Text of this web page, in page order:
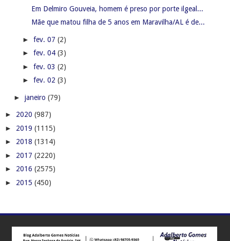
Em Delmiro Gouveia, homem é preso por porte ilgeal...
Mãe que matou filha de 5 anos em Maravilha/AL é de...
► fev. 07 (2)
► fev. 04 (3)
► fev. 03 (2)
► fev. 02 (3)
► janeiro (79)
► 2020 (987)
► 2019 (1115)
► 2018 (1314)
► 2017 (2220)
► 2016 (2575)
► 2015 (450)